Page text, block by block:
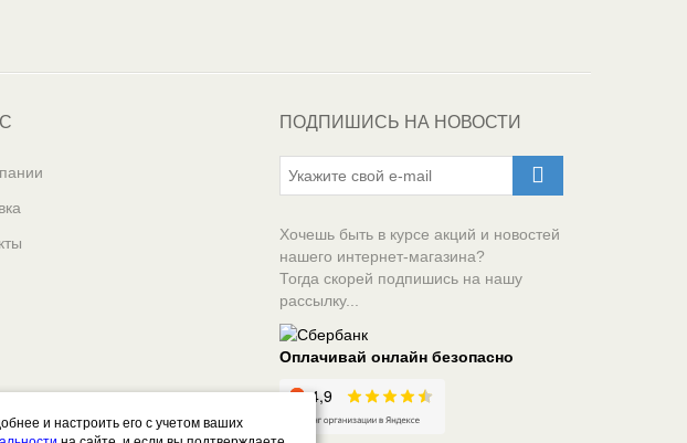
ПОДПИШИСЬ НА НОВОСТИ
Хочешь быть в курсе акций и новостей
нашего интернет-магазина?
Тогда скорей подпишись на нашу
рассылку...
Оплачивай онлайн безопасно
и настроить его с учетом ваших